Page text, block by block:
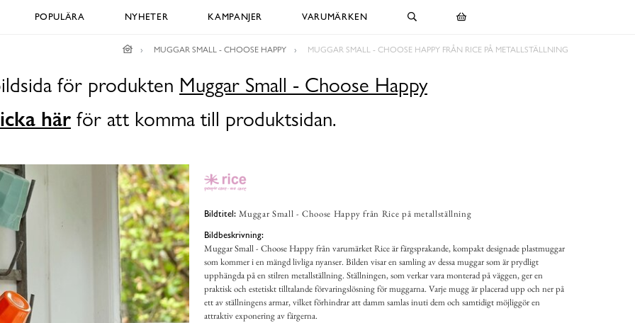
POPULÄRA NYHETER KAMPANJER VARUMÄRKEN
MUGGAR SMALL - CHOOSE HAPPY MUGGAR SMALL - CHOOSE HAPPY FRÅN RICE PÅ METALLSTÄLLNING
för produkten Muggar Small - Choose Happy
här för att komma till produktsidan.
Bildtitel: Muggar Small - Choose Happy från Rice på metallställning
Bildbeskrivning:
Muggar Small - Choose Happy från varumärket Rice är färgsprakande, kompakt designade plastmuggar
som kommer i en mängd livliga nyanser. Bilden visar en samling av dessa muggar som är prydligt
upphängda på en stilren metallställning. Ställningen, som verkar vara monterad på väggen, ger en
praktisk och estetiskt tilltalande förvaringslösning för muggarna. Varje mugg är placerad upp och ner på
ett av ställningens armar, vilket förhindrar att damm samlas inuti dem och samtidigt möjliggör en
attraktiv exponering av färgerna.